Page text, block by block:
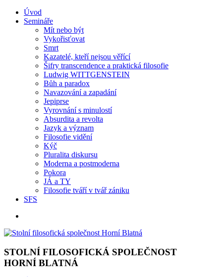
Úvod
Semináře
Mít nebo být
Vykořisťovat
Smrt
Kazatelé, kteří nejsou věřící
Šifry transcendence a praktická filosofie
Ludwig WITTGENSTEIN
Bůh a paradox
Navazování a zapadání
Jepiprse
Vyrovnání s minulostí
Absurdita a revolta
Jazyk a význam
Filosofie vidění
Kýč
Pluralita diskursu
Moderna a postmoderna
Pokora
JÁ a TY
Filosofie tváří v tvář zániku
SFS
STOLNÍ FILOSOFICKÁ SPOLEČNOST
HORNÍ BLATNÁ